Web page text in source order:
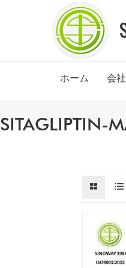
ホーム 会社
SITAGLIPTIN-